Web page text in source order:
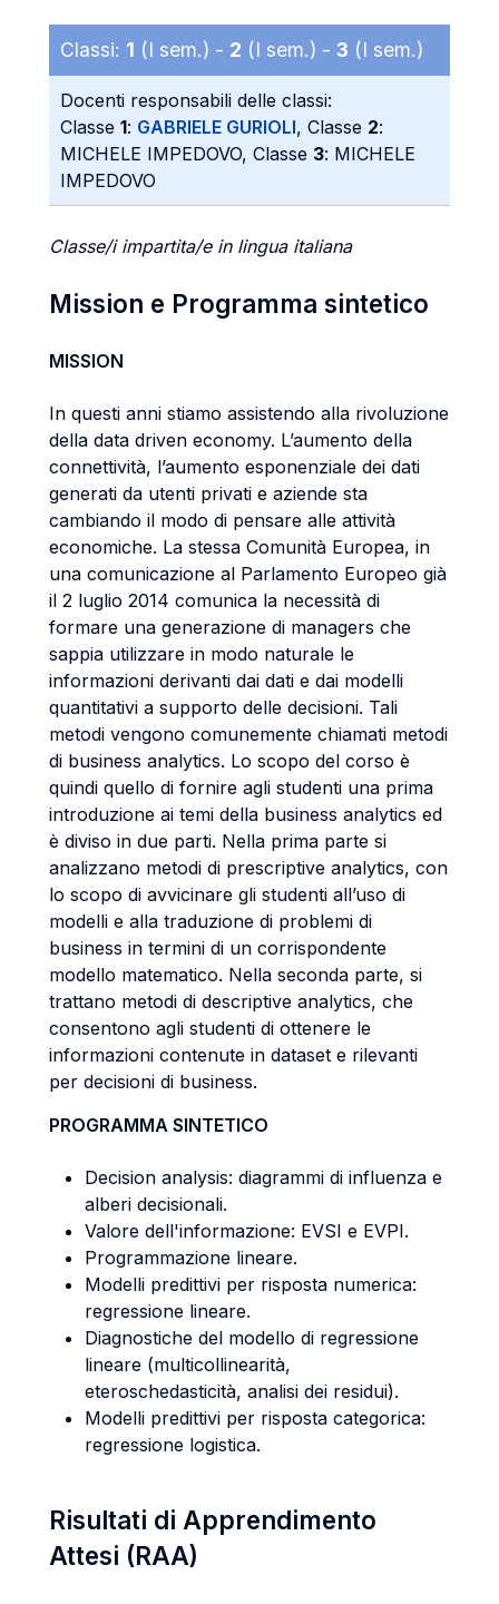
Classi: 1 (I sem.) - 2 (I sem.) - 3 (I sem.)
Docenti responsabili delle classi:
Classe 1: GABRIELE GURIOLI, Classe 2:
MICHELE IMPEDOVO, Classe 3: MICHELE
IMPEDOVO
Classe/i impartita/e in lingua italiana
Mission e Programma sintetico
MISSION
In questi anni stiamo assistendo alla rivoluzione
della data driven economy. L’aumento della
connettività, l’aumento esponenziale dei dati
generati da utenti privati e aziende sta
cambiando il modo di pensare alle attività
economiche. La stessa Comunità Europea, in
una comunicazione al Parlamento Europeo già
il 2 luglio 2014 comunica la necessità di
formare una generazione di managers che
sappia utilizzare in modo naturale le
informazioni derivanti dai dati e dai modelli
quantitativi a supporto delle decisioni. Tali
metodi vengono comunemente chiamati metodi
di business analytics. Lo scopo del corso è
quindi quello di fornire agli studenti una prima
introduzione ai temi della business analytics ed
è diviso in due parti. Nella prima parte si
analizzano metodi di prescriptive analytics, con
lo scopo di avvicinare gli studenti all’uso di
modelli e alla traduzione di problemi di
business in termini di un corrispondente
modello matematico. Nella seconda parte, si
trattano metodi di descriptive analytics, che
consentono agli studenti di ottenere le
informazioni contenute in dataset e rilevanti
per decisioni di business.
PROGRAMMA SINTETICO
Decision analysis: diagrammi di influenza e
alberi decisionali.
Valore dell'informazione: EVSI e EVPI.
Programmazione lineare.
Modelli predittivi per risposta numerica:
regressione lineare.
Diagnostiche del modello di regressione
lineare (multicollinearità,
eteroschedasticità, analisi dei residui).
Modelli predittivi per risposta categorica:
regressione logistica.
Risultati di Apprendimento
Attesi (RAA)